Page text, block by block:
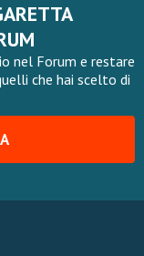
nel Forum e restare
che hai scelto di